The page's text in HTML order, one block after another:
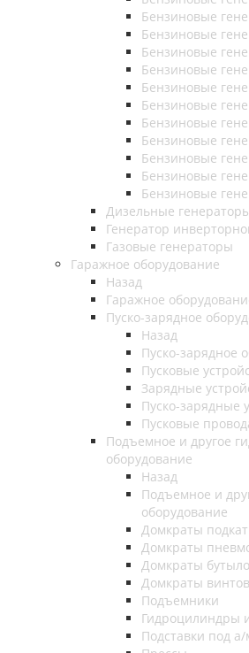
Бензиновые
Бензиновые
Бензиновые
Бензиновые
Бензиновые
Бензиновые
Бензиновые
Бензиновые
Бензиновые
Бензиновые
Бензиновые
Дизельные
Генератор
Газовые генераторы
Гаражное оборудование
Назад
Гаражное
Пуско-зарядное
Назад
Пуско-зарядное
Пусковые
Зарядные
Пуско-зарядные
Пусковые
Подъемное и другое
оборудование
Назад
Подъемное и
оборудование
Домкраты
Домкраты
Домкраты
Домкраты
Подъемники
Гидроцилиндры
Подставки под а/